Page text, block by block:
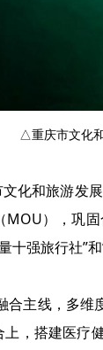
△重庆市文化
化和旅游发
MOU），巩
十强旅行社”
合主线，多
，搭建医疗